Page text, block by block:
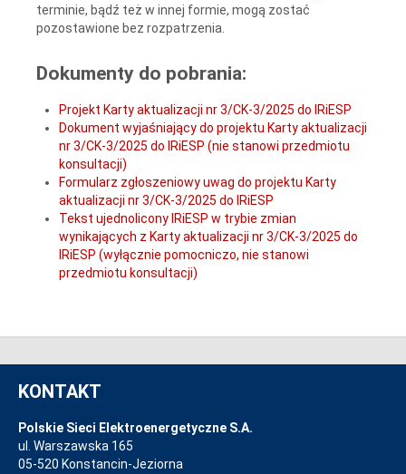
terminie, bądź też w innej formie, mogą zostać
pozostawione bez rozpatrzenia.
Dokumenty do pobrania:
Projekt Karty aktualizacji nr 3/CK-3/2025 do IRiESP
Dokument wyjaśniający do projektu Karty aktualizacji
nr 3/CK-3/2025 do IRiESP (nie stanowi przedmiotu
konsultacji)
Formularz zgłoszeniowy uwag do projektu Karty
aktualizacji nr 3/CK-3/2025 do IRiESP
Tekst ujednolicony IRiESP w trybie zmian
wynikających z Karty aktualizacji nr 3/CK-3/2025 do
IRiESP (wyłącznie pomocniczo, nie stanowi
przedmiotu konsultacji)
KONTAKT
Polskie Sieci Elektroenergetyczne S.A.
ul. Warszawska 165
05-520 Konstancin-Jeziorna